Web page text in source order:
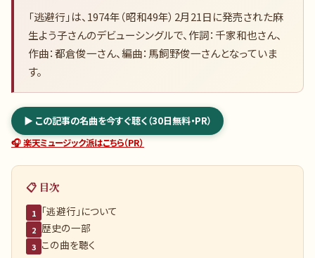
「逃避行」は、1974年（昭和49年）2月21日に発売された麻
生よう子さんのデビューシングルで、作詞：千家和也さん、
作曲：都倉俊一さん、編曲：馬飼野俊一さんとなっていま
す。
▶ この記事の名曲を今すぐ聴く（30日無料・PR）
🎧 楽天ミュージック派はこちら（PR）
📋 目次
1 「逃避行」について
2 歴史の一部
3 この曲を聴く